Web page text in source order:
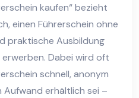
kaufen“ bezieht
einen Führerschein ohne
praktische Ausbildung
Dabei wird oft
schnell, anonym
erhältlich sei –